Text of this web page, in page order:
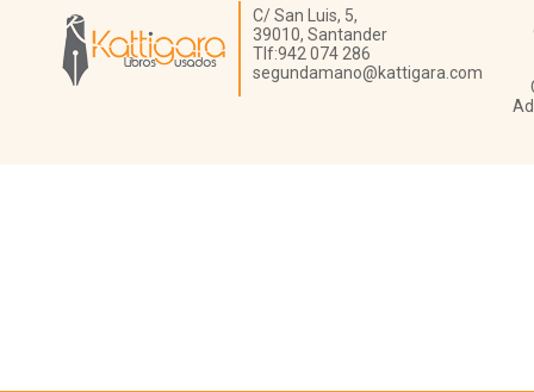
Librería Kattigara
C/ San Luis, 5,
39010, Santander
Tlf:942 074 286
segundamano@kattigara.com